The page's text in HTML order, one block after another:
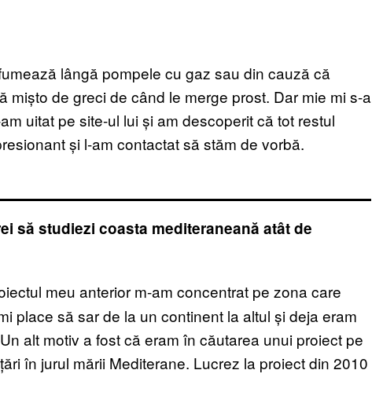
lângă pompele cu gaz sau din cauză că
mișto de greci de când le merge prost. Dar mie mi s-a
uitat pe site-ul lui și am descoperit că tot restul
și l-am contactat să stăm de vorbă.
să studiezi coasta mediteraneană atât de
meu anterior m-am concentrat pe zona care
place să sar de la un continent la altul și deja eram
alt motiv a fost că eram în căutarea unui proiect pe
în jurul mării Mediterane. Lucrez la proiect din 2010